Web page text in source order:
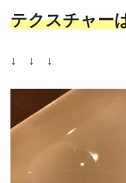
テクスチャー
↓ ↓ ↓